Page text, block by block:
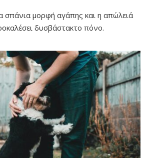
σπάνια μορφή αγάπης και η απώλειά
δυσβάστακτο πόνο.